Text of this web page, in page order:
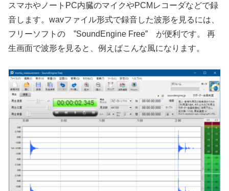
スマホやノートPC内臓のマイクやPCMレコーダなどで録
音します。wavファイル形式で録音した波形を見るには、
フリーソフトの ”SoundEngine Free” が便利です。 再
生画面で波形を見ると、例えばこんな風になります。